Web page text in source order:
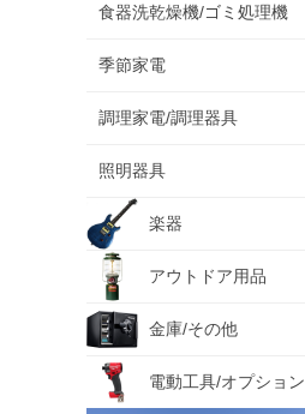
食器洗乾燥機/ゴミ処理機
季節家電
調理家電/調理器具
照明器具
楽器
アウトドア用品
金庫/その他
電動工具/オプション